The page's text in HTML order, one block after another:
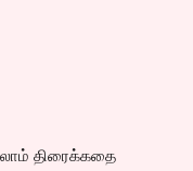
திரைக்கதை